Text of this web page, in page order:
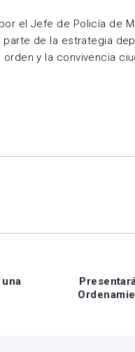
el Jefe de Policía de
parte de la estrategia
y la convivencia